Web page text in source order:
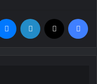
فيسبوك لينكدإن